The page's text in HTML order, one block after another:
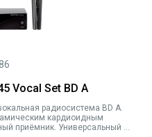
Vocal Set BD A
радиосистема BD A.
кардиоидным
приёмник. Универсальный б/